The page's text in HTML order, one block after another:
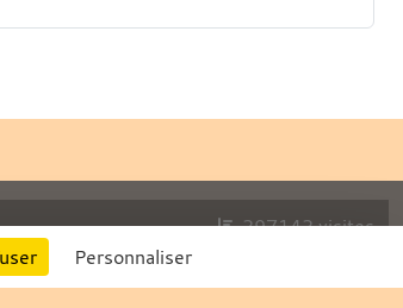
297142visites
Personnaliser